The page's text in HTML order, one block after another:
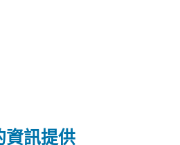
資訊提供